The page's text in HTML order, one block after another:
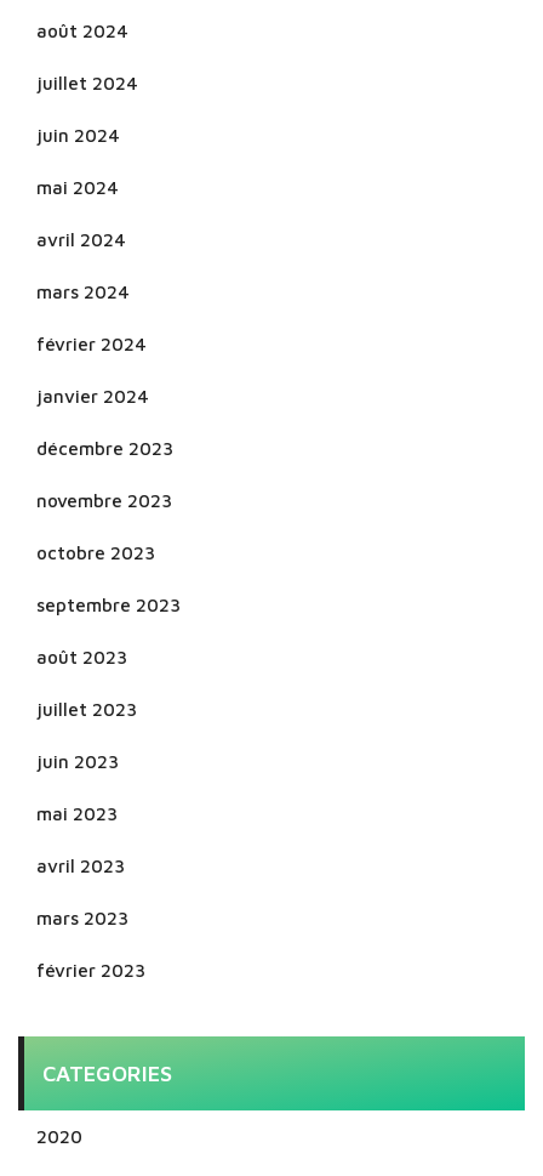
août 2024
juillet 2024
juin 2024
mai 2024
avril 2024
mars 2024
février 2024
janvier 2024
décembre 2023
novembre 2023
octobre 2023
septembre 2023
août 2023
juillet 2023
juin 2023
mai 2023
avril 2023
mars 2023
février 2023
CATEGORIES
2020